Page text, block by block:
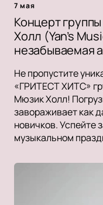
7 мая
Концерт
Холл (Yan’s
незабываемая
Не пропустите
«ГРИТЕСТ ХИТС»
Мюзик Холл!
завораживает как
новичков. Успейте
музыкальном